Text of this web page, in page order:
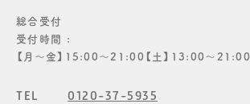
総合受付
受付時間 :
【月〜金】15:00〜21:00【土】13:00〜21:00
TEL
0120-37-5935